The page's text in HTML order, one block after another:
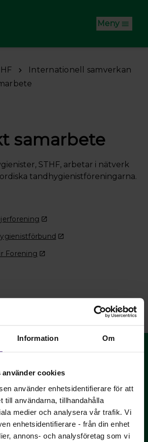
Information Om
använder cookies
använder enhetsidentifierare för att
till användarna, tillhandahålla
medier och analysera vår trafik. Vi
enhetsidentifierare - från din enhet
annons- och analysföretag som vi
Meny
Internationell samverkan
samarbete
STHF, arbetar i nätverk
tandhygienistföreningarna.
Forening
- vi påverkar
och tandhygienistens villkor!